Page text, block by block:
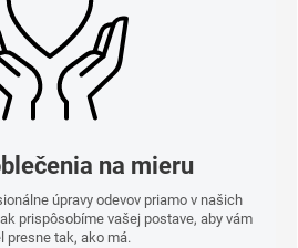
na mieru
úpravy odevov priamo v našich
prispôsobíme vašej postave, aby vám
presne tak, ako má.